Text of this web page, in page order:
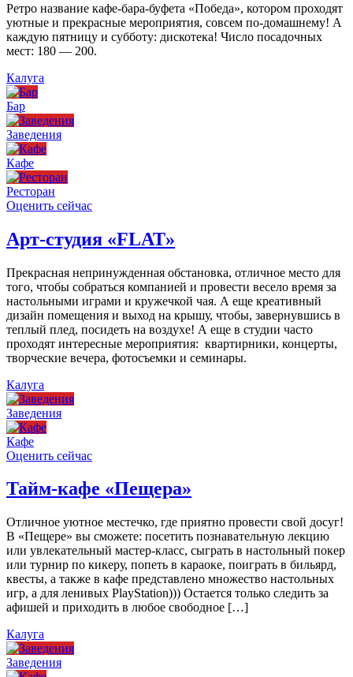
Ретро название кафе-бара-буфета «Победа», котором проходят
уютные и прекрасные мероприятия, совсем по-домашнему! А
каждую пятницу и субботу: дискотека! Число посадочных
мест: 180 — 200.
Калуга
Бар
Заведения
Кафе
Ресторан
Оценить сейчас
Арт-студия «FLAT»
Прекрасная непринужденная обстановка, отличное место для
того, чтобы собраться компанией и провести весело время за
настольными играми и кружечкой чая. А еще креативный
дизайн помещения и выход на крышу, чтобы, завернувшись в
теплый плед, посидеть на воздухе! А еще в студии часто
проходят интересные мероприятия: квартирники, концерты,
творческие вечера, фотосъемки и семинары.
Калуга
Заведения
Кафе
Оценить сейчас
Тайм-кафе «Пещера»
Отличное уютное местечко, где приятно провести свой досуг!
В «Пещере» вы сможете: посетить познавательную лекцию
или увлекательный мастер-класс, сыграть в настольный покер
или турнир по кикеру, попеть в караоке, поиграть в бильярд,
квесты, а также в кафе представлено множество настольных
игр, а для ленивых PlayStation))) Остается только следить за
афишей и приходить в любое свободное […]
Калуга
Заведения